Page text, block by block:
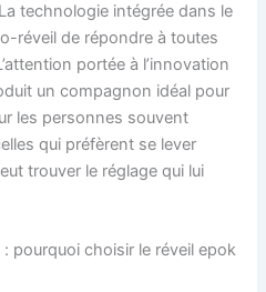
technologie intégrée dans le
réveil de répondre à toutes
portée à l’innovation
un compagnon idéal pour
les personnes souvent
qui préfèrent se lever
trouver le réglage qui lui
: pourquoi choisir le réveil epok